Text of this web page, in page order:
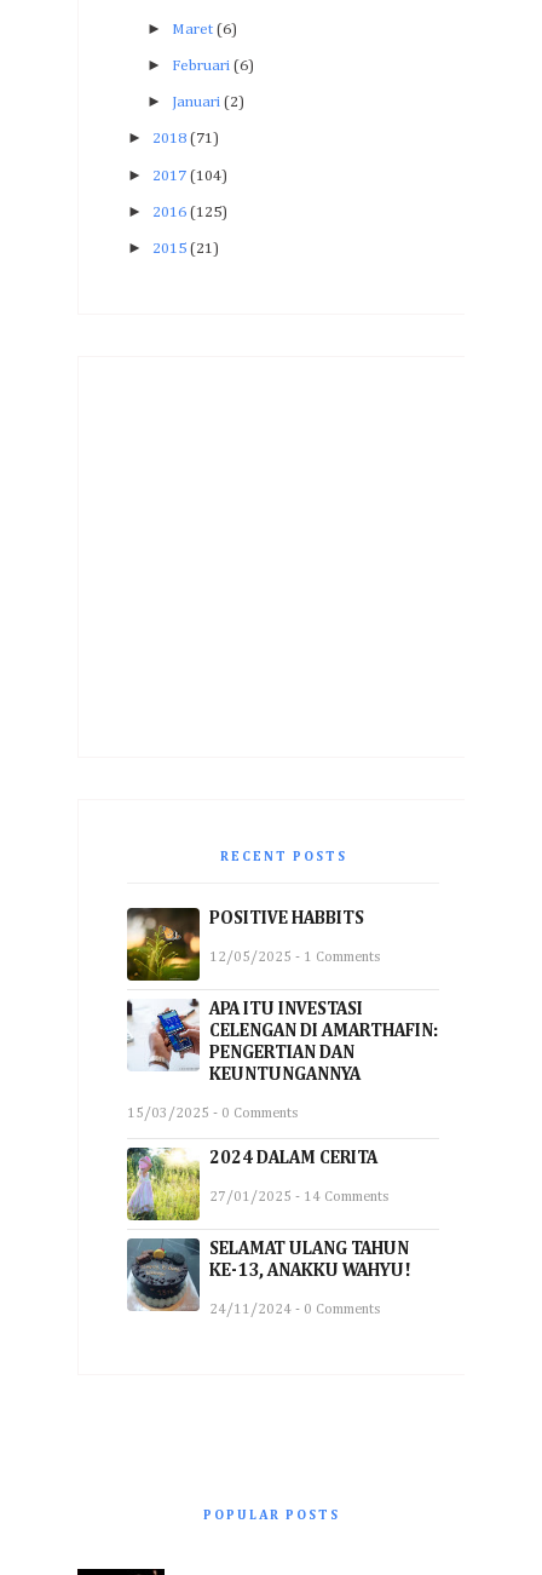
► Maret (6)
► Februari (6)
► Januari (2)
► 2018 (71)
► 2017 (104)
► 2016 (125)
► 2015 (21)
RECENT POSTS
POSITIVE HABBITS
12/05/2025 - 1 Comments
APA ITU INVESTASI
CELENGAN DI AMARTHAFIN:
PENGERTIAN DAN
KEUNTUNGANNYA
15/03/2025 - 0 Comments
2024 DALAM CERITA
27/01/2025 - 14 Comments
SELAMAT ULANG TAHUN
KE-13, ANAKKU WAHYU!
24/11/2024 - 0 Comments
POPULAR POSTS